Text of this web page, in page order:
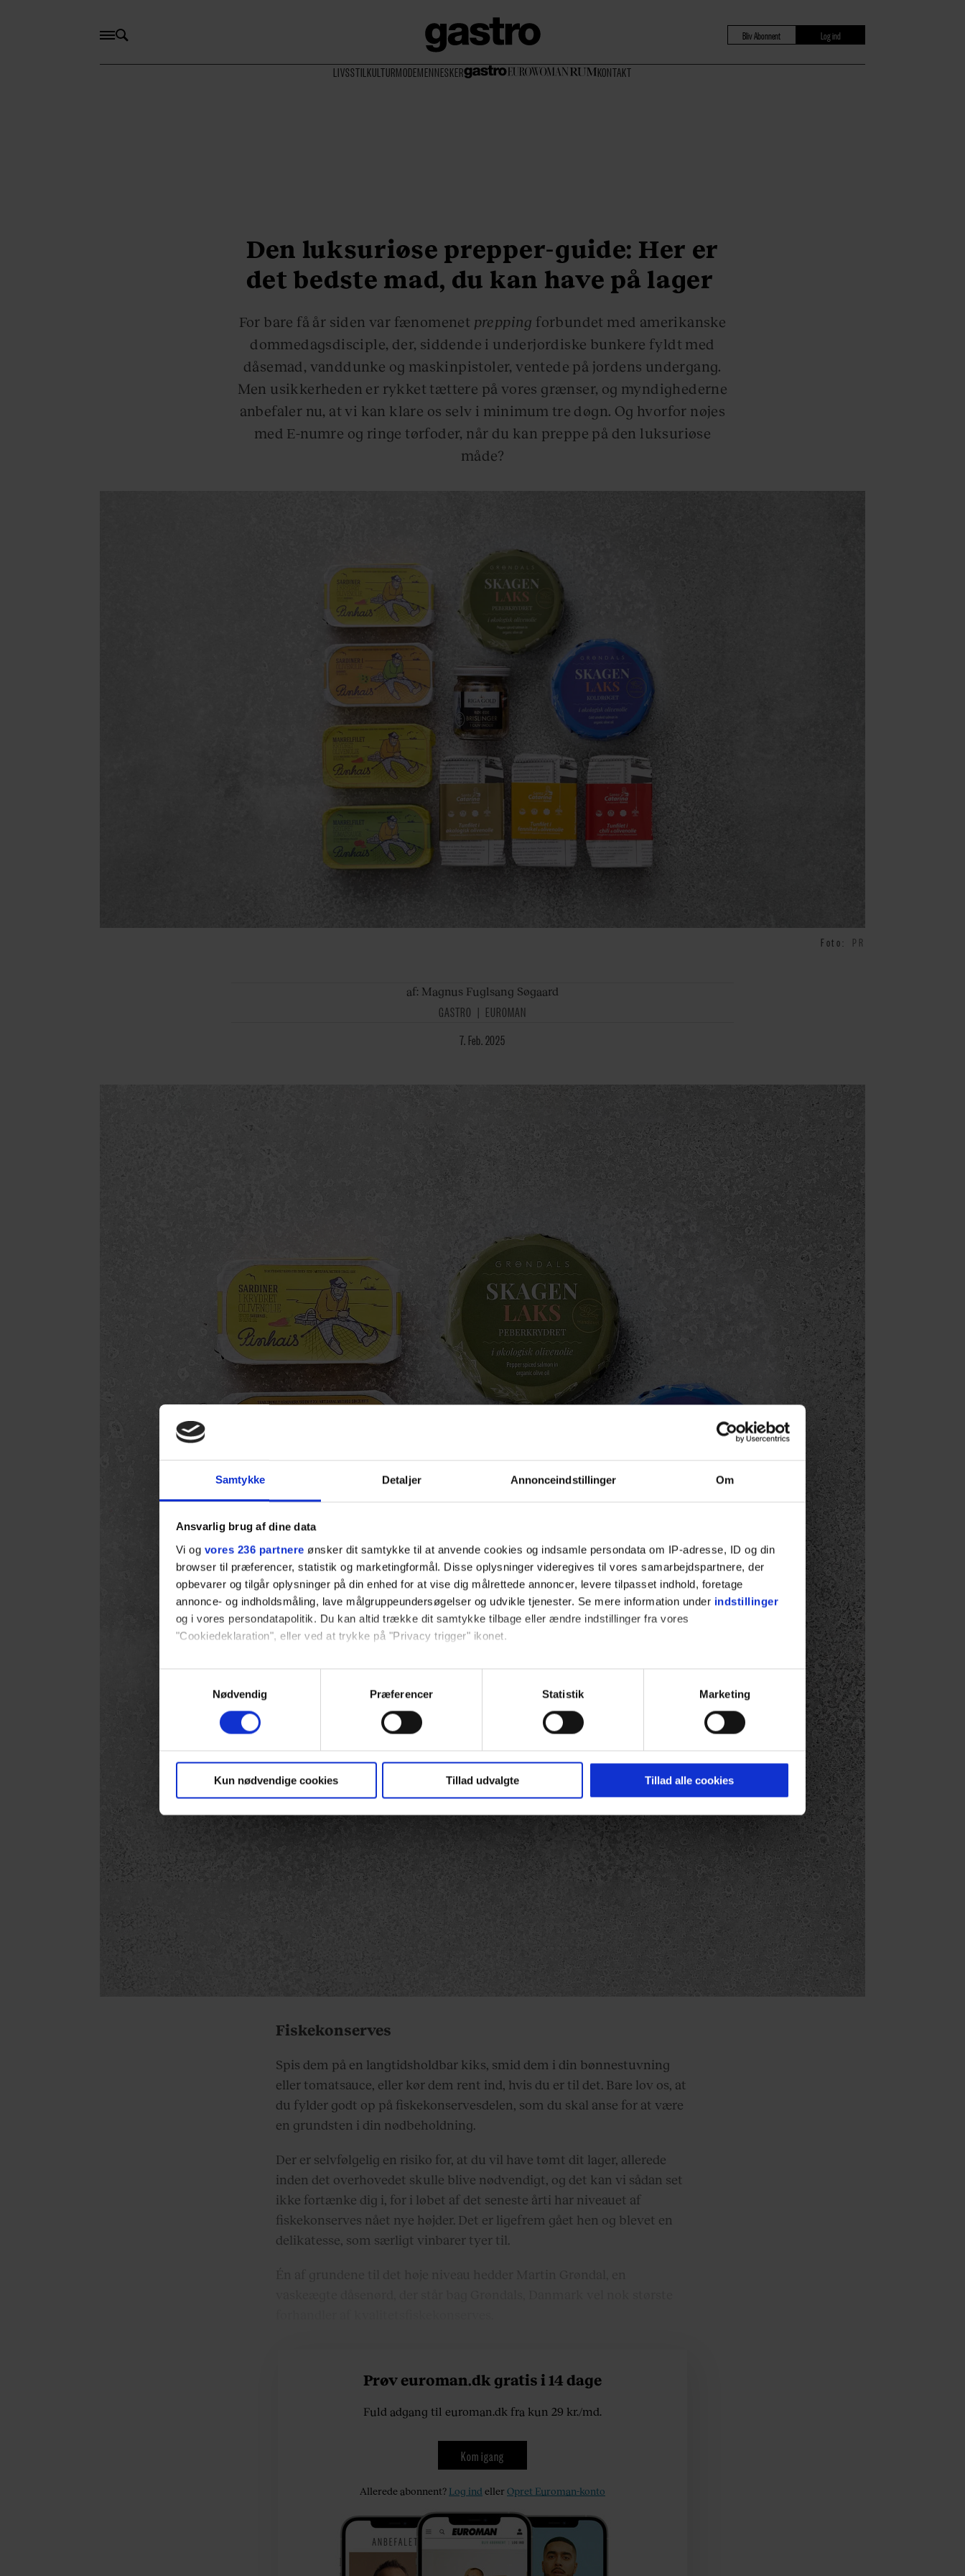
Samtykke Detaljer Annonceindstillinger Om
Ansvarlig brug af dine data
Vi og vores 236 partnere ønsker dit samtykke til at anvende cookies og indsamle persondata om IP-adresse, ID og din
browser til præferencer, statistik og marketingformål. Disse oplysninger videregives til vores samarbejdspartnere, der
opbevarer og tilgår oplysninger på din enhed for at vise dig målrettede annoncer, levere tilpasset indhold, foretage
annonce- og indholdsmåling, lave målgruppeundersøgelser og udvikle tjenester. Se mere information under indstillinger
og i vores persondatapolitik. Du kan altid trække dit samtykke tilbage eller ændre indstillinger fra vores
"Cookiedeklaration", eller ved at trykke på "Privacy trigger" ikonet.
Dine valg anvendes på hele websitet.
Vi ønsker dit samtykke til at indsamle og bruge data for at kunne levere og finansiere relevant journalistisk indhold til dig.
markedsføring, så vi kan optimere vores reklametiltag på sociale medier og til at vise dig funktioner i forbindelse med
Du kan til enhver tid trække dit samtykke tilbage via linket, du finder i vores cookiepolitik. Du kan læse mere om vores
brug af cookies, samarbejdspartnere og behandling af dine personoplysninger i forbindelse hermed i både
vores
og cookiepolitik
Nødvendig
Præferencer Statistik Marketing
Kun nødvendige cookies Tillad udvalgte Tillad alle cookies
LIVSSTIL KULTURMODEMENNESKER KONTAKT
Bliv Abonnent Log ind
Den luksuriøse prepper-guide: Her er
det bedste mad, du kan have på lager
For bare få år siden var fænomenet prepping forbundet med amerikanske
dommedagsdisciple, der, siddende i underjordiske bunkere fyldt med
dåsemad, vanddunke og maskinpistoler, ventede på jordens undergang.
Men usikkerheden er rykket tættere på vores grænser, og myndighederne
anbefaler nu, at vi kan klare os selv i minimum tre døgn. Og hvorfor nøjes
med E-numre og ringe tørfoder, når du kan preppe på den luksuriøse
måde?
Foto: PR
af: Magnus Fuglsang Søgaard
GASTRO
EUROMAN
7. Feb. 2025
Fiskekonserves
Spis dem på en langtidsholdbar kiks, smid dem i din bønnestuvning
eller tomatsauce, eller kør dem rent ind, hvis du er til det. Bare lov os, at
du fylder godt op på fiskekonservesdelen, som du skal anse for at være
en grundsten i din nødbeholdning.
Der er selvfølgelig en risiko for, at du vil have tømt dit lager, allerede
inden det overhovedet skulle blive nødvendigt, og det kan vi sådan set
ikke fortænke dig i, for i løbet af det seneste årti har niveauet af
fiskekonserves nået nye højder. Det er ligefrem gået hen og blevet en
delikatesse, som særligt vinbarer tyer til.
Prøv euroman.dk gratis i 14 dage
Fuld adgang til euroman.dk fra kun 29 kr./md.
Kom igang
Allerede abonnent? Log ind ellerOpret Euroman-konto